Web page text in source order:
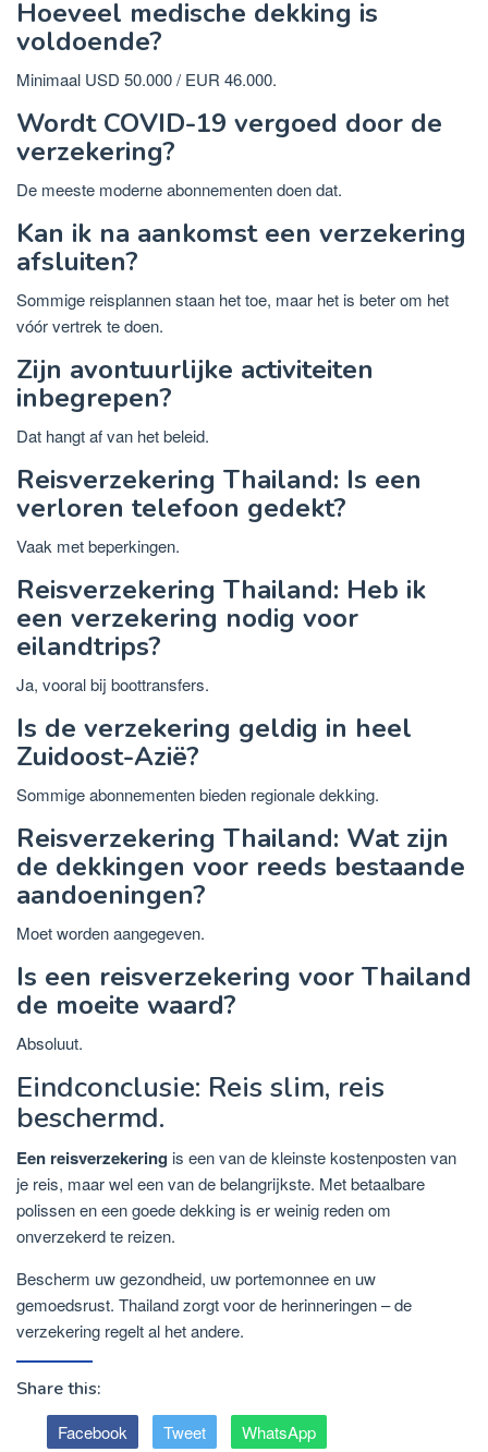
Hoeveel medische dekking is
voldoende?
Minimaal USD 50.000 / EUR 46.000.
Wordt COVID-19 vergoed door de
verzekering?
De meeste moderne abonnementen doen dat.
Kan ik na aankomst een verzekering
afsluiten?
Sommige reisplannen staan ​​het toe, maar het is beter om het
vóór vertrek te doen.
Zijn avontuurlijke activiteiten
inbegrepen?
Dat hangt af van het beleid.
Reisverzekering Thailand: Is een
verloren telefoon gedekt?
Vaak met beperkingen.
Reisverzekering Thailand: Heb ik
een verzekering nodig voor
eilandtrips?
Ja, vooral bij boottransfers.
Is de verzekering geldig in heel
Zuidoost-Azië?
Sommige abonnementen bieden regionale dekking.
Reisverzekering Thailand: Wat zijn
de dekkingen voor reeds bestaande
aandoeningen?
Moet worden aangegeven.
Is een reisverzekering voor Thailand
de moeite waard?
Absoluut.
Eindconclusie: Reis slim, reis
beschermd.
Een reisverzekering is een van de kleinste kostenposten van
je reis, maar wel een van de belangrijkste. Met betaalbare
polissen en een goede dekking is er weinig reden om
onverzekerd te reizen.
Bescherm uw gezondheid, uw portemonnee en uw
gemoedsrust. Thailand zorgt voor de herinneringen – de
verzekering regelt al het andere.
Share this:
Facebook Tweet WhatsApp